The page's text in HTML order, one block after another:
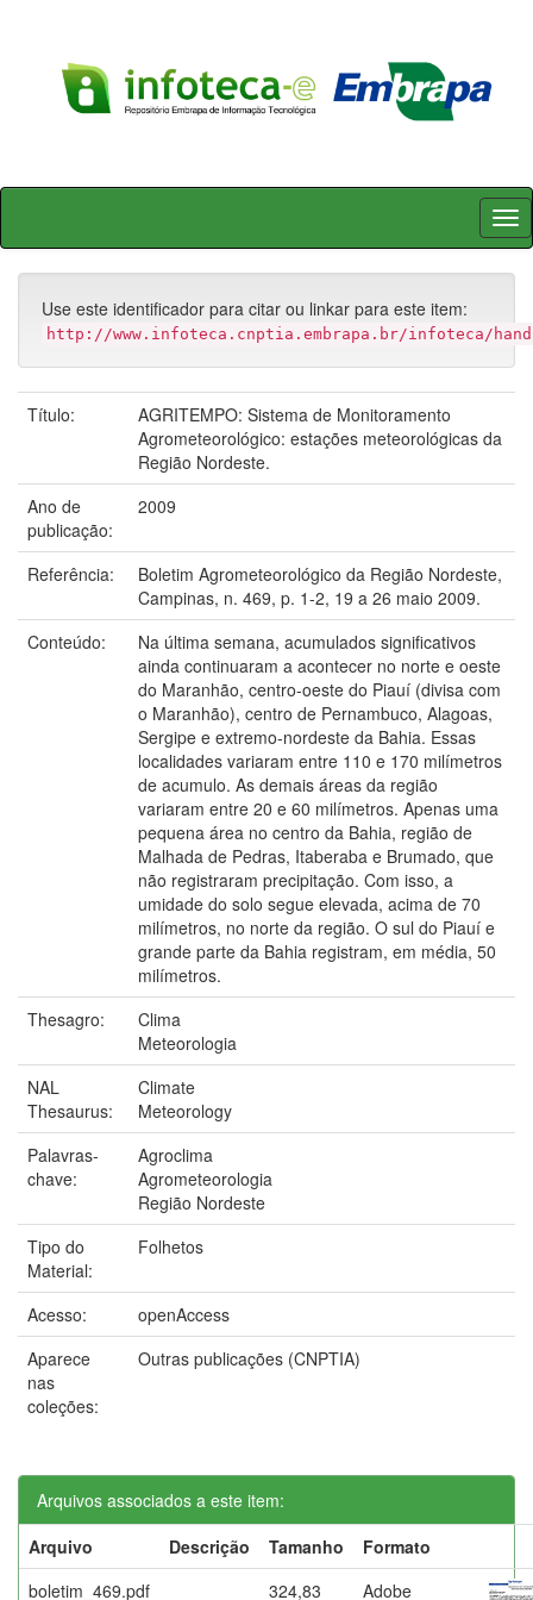
Skip
Use este identificador para citar ou linkar para este item:
http://www.infoteca.cnptia.embrapa.br/infoteca/
Título:
AGRITEMPO: Sistema de Monitoramento
Agrometeorológico: estações meteorológicas da
Região Nordeste.
Ano de
publicação:
2009
Referência:
Boletim Agrometeorológico da Região Nordeste,
Campinas, n. 469, p. 1-2, 19 a 26 maio 2009.
Conteúdo:
Na última semana, acumulados significativos
ainda continuaram a acontecer no norte e oeste
do Maranhão, centro-oeste do Piauí (divisa com
o Maranhão), centro de Pernambuco, Alagoas,
Sergipe e extremo-nordeste da Bahia. Essas
localidades variaram entre 110 e 170 milímetros
de acumulo. As demais áreas da região
variaram entre 20 e 60 milímetros. Apenas uma
pequena área no centro da Bahia, região de
Malhada de Pedras, Itaberaba e Brumado, que
não registraram precipitação. Com isso, a
umidade do solo segue elevada, acima de 70
milímetros, no norte da região. O sul do Piauí e
grande parte da Bahia registram, em média, 50
milímetros.
Thesagro:
Clima
Meteorologia
NAL
Thesaurus:
Climate
Meteorology
Palavras-
chave:
Agroclima
Agrometeorologia
Região Nordeste
Tipo do
Material:
Folhetos
Acesso:
openAccess
Aparece
nas
coleções:
Outras publicações (CNPTIA)
Arquivos associados a este item:
Arquivo
Descrição Tamanho
Formato
boletim_469.pdf
324,83
Adobe